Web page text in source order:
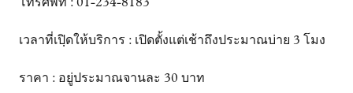
โทรศัพท์ : 01-234-8183
เวลาที่เปฺิดให้บริการ : เปิดตั้งแต่เช้าถึงประมาณบ่าย 3 โมง
ราคา : อยู่ประมาณจานละ 30 บาท